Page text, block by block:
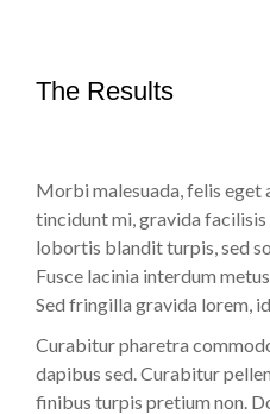
The Results
Morbi malesuada, felis eget
tincidunt mi, gravida facilisis
lobortis blandit turpis, sed
Fusce lacinia interdum
Sed fringilla gravida lorem,
Curabitur pharetra
dapibus sed. Curabitur
finibus turpis pretium non.